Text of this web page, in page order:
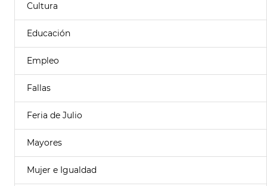
Cultura
Educación
Empleo
Fallas
Feria de Julio
Mayores
Mujer e Igualdad